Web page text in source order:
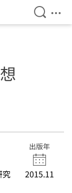
検索を
メ
究
出版年
2015.11